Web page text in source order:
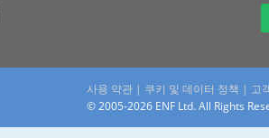
사용 약관 | 쿠키 및 데이터 정책 | 고
© 2005-2026 ENF Ltd. All Rights